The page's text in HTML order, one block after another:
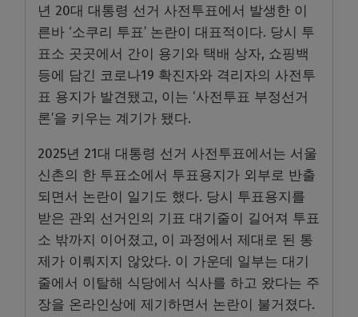
년 20대 대통령 선거 사전투표에서 발생한 이
른바 ‘소쿠리 투표’ 논란이 대표적이다. 당시 투
표소 곳곳에서 간이 용기와 택배 상자, 쇼핑백
등에 담긴 코로나19 확진자와 격리자의 사전투
표 용지가 발견됐고, 이는 ‘사전투표 부정선거
론’을 키우는 계기가 됐다.
2025년 21대 대통령 선거 사전투표에서는 서울
신촌의 한 투표소에서 투표용지가 외부로 반출
되면서 논란이 일기도 했다. 당시 투표용지를
받은 관외 선거인의 기표 대기줄이 길어져 투표
소 밖까지 이어졌고, 이 과정에서 제대로 된 통
제가 이뤄지지 않았다. 이 가운데 일부는 대기
줄에서 이탈해 식당에서 식사를 하고 왔다는 주
장을 온라인상에 제기하면서 논란이 불거졌다.